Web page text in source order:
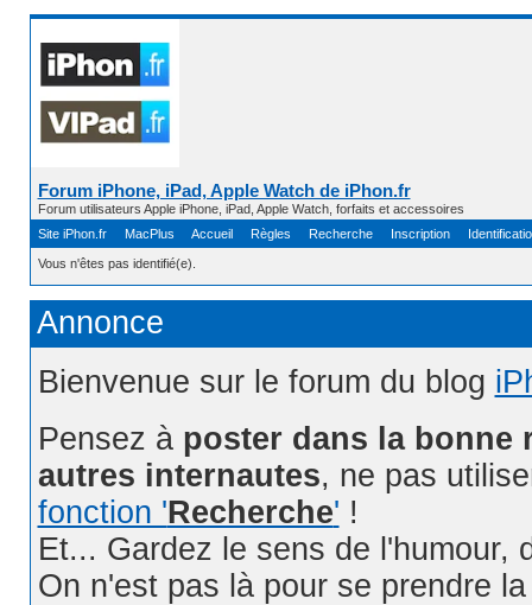
Forum iPhone, iPad, Apple Watch de iPhon.fr
Forum utilisateurs Apple iPhone, iPad, Apple Watch, forfaits et accessoires
Site iPhon.fr
MacPlus Accueil Règles Recherche Inscription
Vous n'êtes pas identifié(e).
Annonce
Bienvenue sur le forum du blog
Pensez à poster dans la bonne
autres internautes, ne pas
fonction 'Recherche' !
Et... Gardez le sens de l'humour,
On n'est pas là pour se prendre